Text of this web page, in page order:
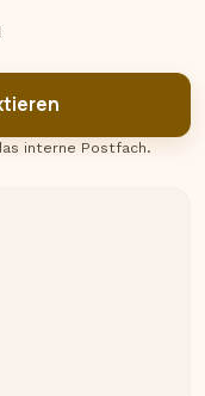
interne Postfach.